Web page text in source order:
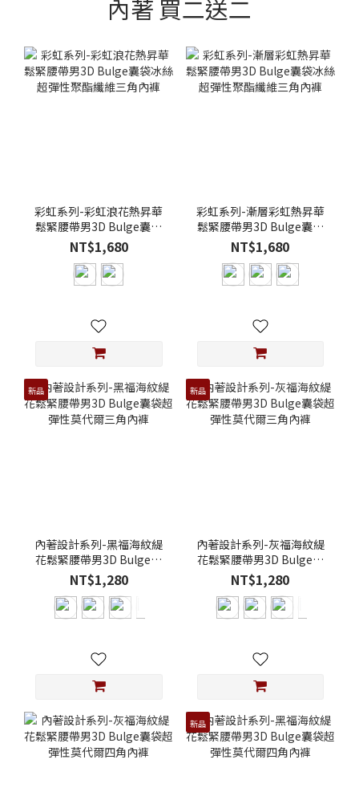
內著 買二送二
彩虹系列-彩虹浪花熱昇華
鬆緊腰帶男3D Bulge囊袋
冰絲超彈性聚酯纖維三角
內褲
NT$1,680
彩虹系列-漸層彩虹熱昇華
鬆緊腰帶男3D Bulge囊袋
冰絲超彈性聚酯纖維三角
內褲
NT$1,680
新品
內著設計系列-黑福海紋緹
花鬆緊腰帶男3D Bulge囊
袋超彈性莫代爾三角內褲
NT$1,280
新品
內著設計系列-灰福海紋緹
花鬆緊腰帶男3D Bulge囊
袋超彈性莫代爾三角內褲
NT$1,280
新品